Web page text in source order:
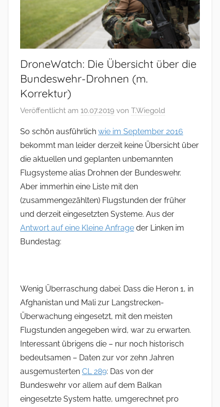
DroneWatch: Die Übersicht über die
Bundeswehr-Drohnen (m.
Korrektur)
Veröffentlicht am 10.07.2019 von T.Wiegold
So schön ausführlich wie im September 2016
bekommt man leider derzeit keine Übersicht über
die aktuellen und geplanten unbemannten
Flugsysteme alias Drohnen der Bundeswehr.
Aber immerhin eine Liste mit den
(zusammengezählten) Flugstunden der früher
und derzeit eingesetzten Systeme. Aus der
Antwort auf eine Kleine Anfrage der Linken im
Bundestag:
Wenig Überraschung dabei: Dass die Heron 1, in
Afghanistan und Mali zur Langstrecken-
Überwachung eingesetzt, mit den meisten
Flugstunden angegeben wird, war zu erwarten.
Interessant übrigens die – nur noch historisch
bedeutsamen – Daten zur vor zehn Jahren
ausgemusterten CL 289: Das von der
Bundeswehr vor allem auf dem Balkan
eingesetzte System hatte, umgerechnet pro